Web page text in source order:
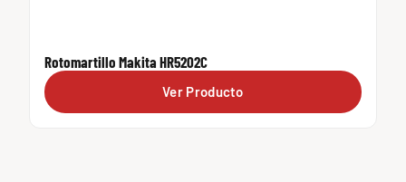
Rotomartillo Makita HR5202C
Ver Producto